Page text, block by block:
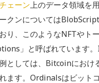
ェーン上のデータ領域を
クンについては
り、このようなNFTやト
」と呼ばれています
としては、Bitcoinにおけ
ます。Ordinalsはビット